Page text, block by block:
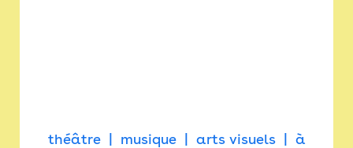
théâtre musique arts visuels
à